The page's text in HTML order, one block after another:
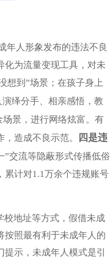
年人形象发布的违法不良
化为流量变现工具，对未
想到”场景；在孩子身上
绎分手、相亲感悟，教
景，进行网络炫富。有
造成不良示范。
四是违
”交流等隐蔽形式传播低俗
累计对1.1万余个违规账号
校地址等方式，假借未成
按照最有利于未成年人的
示，未成年人模式是引